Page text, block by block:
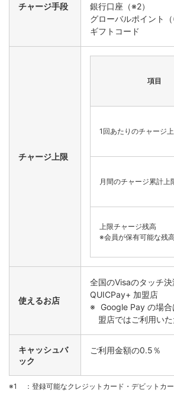
チャージ手段
銀行口座（※2）
グローバルポイント（
ギフトコード
チャージ上限
項目
1回あたりのチャージ
月間のチャージ累計上
上限チャージ残高
※会員が保有可能な残
使えるお店
全国のVisaのタッチ決
QUICPay+ 加盟店
Google Pay の場
盟店ではご利用いた
キャッシュバ
ック
ご利用金額の0.5％
：登録可能なクレジットカード・デビットカ